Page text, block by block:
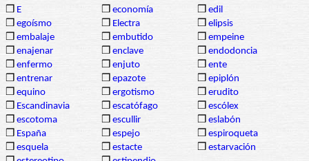
❒ E ❒ economía ❒ edil
❒ egoísmo ❒ Electra ❒ elipsis
❒ embalaje ❒ embutido ❒ empeine
❒ enajenar ❒ enclave ❒ endodoncia
❒ enfermo ❒ enjuto ❒ ente
❒ entrenar ❒ epazote ❒ epiplón
❒ equino ❒ ergotismo ❒ erudito
❒ Escandinavia ❒ escatófago ❒ escólex
❒ escotoma ❒ escullir ❒ eslabón
❒ España ❒ espejo ❒ espiroqueta
❒ esquela ❒ estacte ❒ estarvación